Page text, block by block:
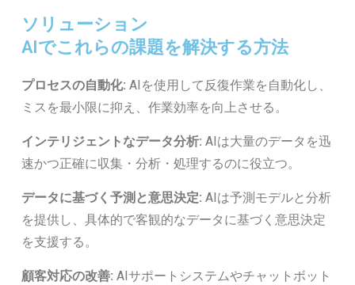
ソリューション
AIでこれらの課題を解決する方法
プロセスの自動化: AIを使用して反復作業を自動化し、
ミスを最小限に抑え、作業効率を向上させる。
インテリジェントなデータ分析: AIは大量のデータを迅
速かつ正確に収集・分析・処理するのに役立つ。
データに基づく予測と意思決定: AIは予測モデルと分析
を提供し、具体的で客観的なデータに基づく意思決定
を支援する。
顧客対応の改善: AIサポートシステムやチャットボット